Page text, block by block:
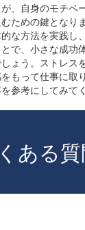
、自身のモチベ
ための鍵となり
な方法を実践し
で、小さな成功
ょう。ストレス
もって仕事に取
参考にしてみて
ある